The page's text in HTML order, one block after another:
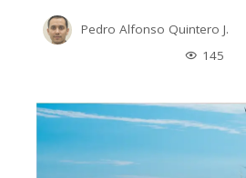
Pedro Alfonso Quintero J.
145